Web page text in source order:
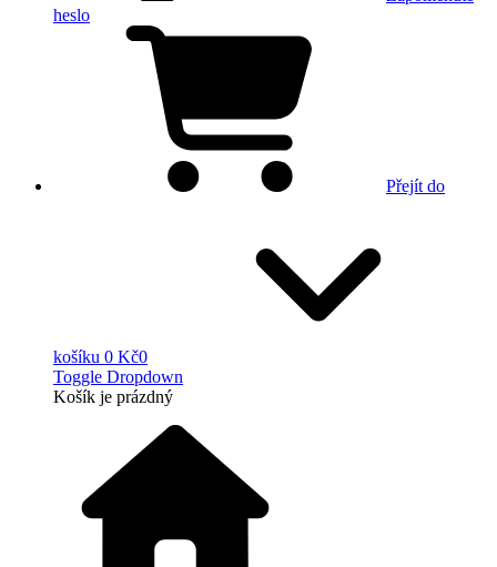
heslo
Přejít do
košíku 0 Kč0
Toggle Dropdown
Košík je prázdný